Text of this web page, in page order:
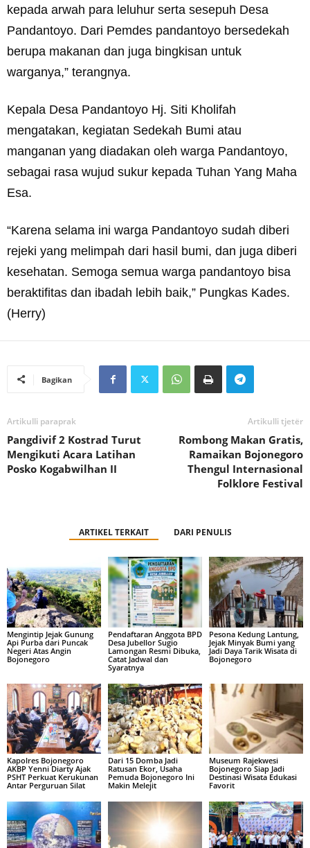
kepada arwah para leluhur serta sesepuh Desa
Pandantoyo. Dari Pemdes pandantoyo bersedekah
berupa makanan dan juga bingkisan untuk
warganya,” terangnya.
Kepala Desa Pandantoyo Hj. Siti Kholifah
mengatakan, kegiatan Sedekah Bumi atau
manganan yang diadakan oleh warga Pandantoyo,
sebagai rasa wujud sukur kepada Tuhan Yang Maha
Esa.
“Karena selama ini warga Pandantoyo sudah diberi
rejeki yang melimpah dari hasil bumi, dan juga diberi
kesehatan. Semoga semua warga pandantoyo bisa
beraktifitas dan ibadah lebih baik,” Pungkas Kades.
(Herry)
Bagikan
Artikulli paraprak
Pangdivif 2 Kostrad Turut
Mengikuti Acara Latihan
Posko Kogabwilhan II
Artikulli tjetër
Rombong Makan Gratis,
Ramaikan Bojonegoro
Thengul Internasional
Folklore Festival
ARTIKEL TERKAIT DARI PENULIS
Mengintip Jejak Gunung
Api Purba dari Puncak
Negeri Atas Angin
Bojonegoro
Pendaftaran Anggota BPD
Desa Jubellor Sugio
Lamongan Resmi Dibuka,
Catat Jadwal dan
Syaratnya
Pesona Kedung Lantung,
Jejak Minyak Bumi yang
Jadi Daya Tarik Wisata di
Bojonegoro
Kapolres Bojonegoro
AKBP Yenni Diarty Ajak
PSHT Perkuat Kerukunan
Antar Perguruan Silat
Dari 15 Domba Jadi
Ratusan Ekor, Usaha
Pemuda Bojonegoro Ini
Makin Melejit
Museum Rajekwesi
Bojonegoro Siap Jadi
Destinasi Wisata Edukasi
Favorit